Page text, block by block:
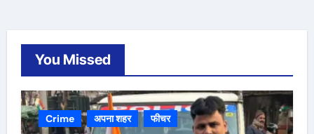
You Missed
Crime अपना शहर फीचर